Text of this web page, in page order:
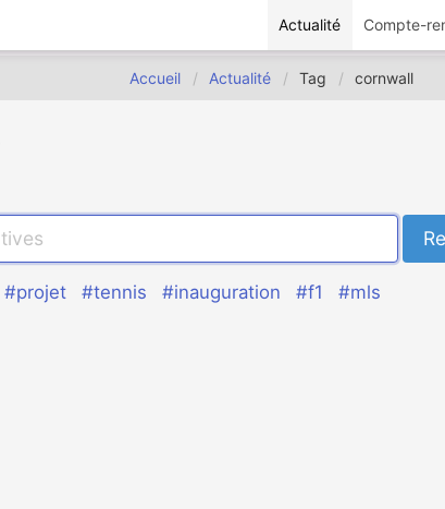
Actualité Compte-
Accueil Actualité Tag cornwall
#projet #tennis #inauguration #f1 #mls